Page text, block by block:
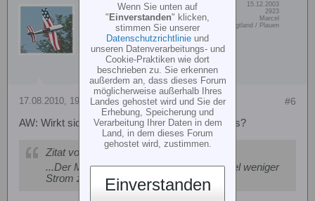
Fly-So-High
Senior Member
Dabei seit:
15.12.2003
Beiträge:
2923
Vorname:
Marcel
Wohn/Flugort:
Vogtland / Plauen
#6
17.08.2010, 19:02
AW: Wirkt sich hochritzeln auf die Flugdauer aus?
Zitat von
qwertz
...Der Motor wird mit dem grösseren Ritzel weniger
Strom ziehen...Gruss Bodo
Wenn Sie unten auf
" Einverstanden" klicken,
stimmen Sie unserer
Datenschutzrichtlinie und
unseren Datenverarbeitungs- und
Cookie-Praktiken wie dort
beschrieben zu. Sie erkennen
außerdem an, dass dieses Forum
möglicherweise außerhalb Ihres
Landes gehostet wird und Sie der
Erhebung, Speicherung und
Verarbeitung Ihrer Daten in dem
Land, in dem dieses Forum
gehostet wird, zustimmen.
Einverstanden